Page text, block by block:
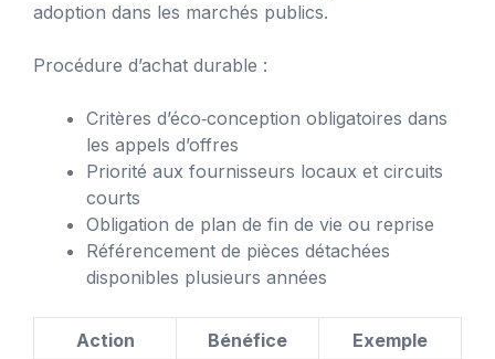
adoption dans les marchés publics.
Procédure d’achat durable :
Critères d’éco‑conception obligatoires dans
les appels d’offres
Priorité aux fournisseurs locaux et circuits
courts
Obligation de plan de fin de vie ou reprise
Référencement de pièces détachées
disponibles plusieurs années
Action Bénéfice Exemple